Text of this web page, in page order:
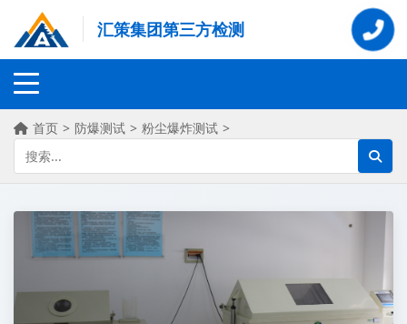
汇策集团第三方检测
首页 > 防爆测试 > 粉尘爆炸测试 >